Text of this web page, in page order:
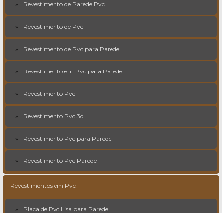
Revestimento de Parede Pvc
Revestimento de Pvc
Revestimento de Pvc para Parede
Revestimento em Pvc para Parede
Revestimento Pvc
Revestimento Pvc 3d
Revestimento Pvc para Parede
Revestimento Pvc Parede
Revestimentos em Pvc
Placa de Pvc Lisa para Parede